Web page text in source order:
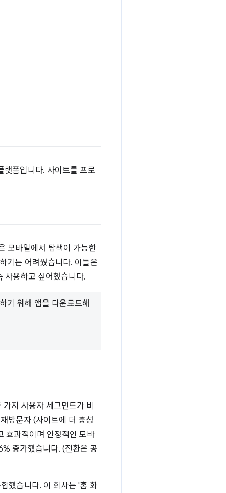
폼입니다. 사이트를 프로
모바일에서 탐색이 가능한
기는 어려웠습니다. 이들은
사용하고 싶어했습니다.
기 위해 앱을 다운로드해
지 사용자 세그먼트가 비
방문자 (사이트에 더 충성
효과적이며 안정적인 모바
증가했습니다. (전환은 공
했습니다. 이 회사는 '홈 화